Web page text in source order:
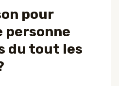
pour
personne
du tout les